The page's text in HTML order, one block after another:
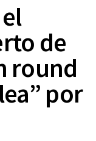
de
round
por